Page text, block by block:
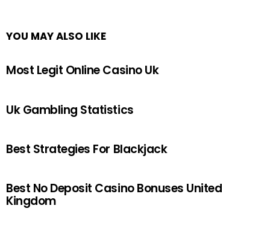
YOU MAY ALSO LIKE
Most Legit Online Casino Uk
Uk Gambling Statistics
Best Strategies For Blackjack
Best No Deposit Casino Bonuses United
Kingdom